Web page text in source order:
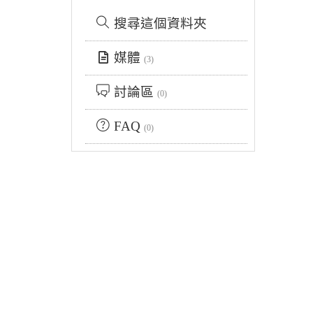
搜尋這個資料夾
媒體 (3)
討論區 (0)
FAQ (0)